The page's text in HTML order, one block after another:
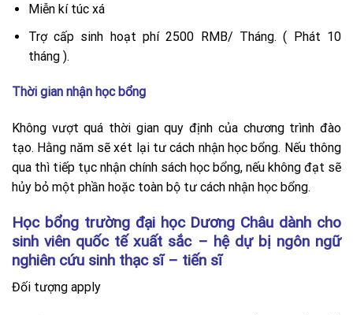
Miễn kí túc xá
Trợ cấp sinh hoạt phí 2500 RMB/ Tháng. ( Phát 10
tháng ).
Thời gian nhận học bổng
Không vượt quá thời gian quy định của chương trình đào
tạo. Hằng năm sẽ xét lại tư cách nhận học bổng. Nếu thông
qua thì tiếp tục nhận chính sách học bổng, nếu không đạt sẽ
hủy bỏ một phần hoặc toàn bộ tư cách nhận học bổng.
Học bổng trường đại học Dương Châu dành cho
sinh viên quốc tế xuất sắc – hệ dự bị ngôn ngữ
nghiên cứu sinh thạc sĩ – tiến sĩ
Đối tượng apply